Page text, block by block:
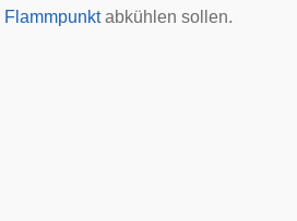
Flammpunktabkühlen sollen.